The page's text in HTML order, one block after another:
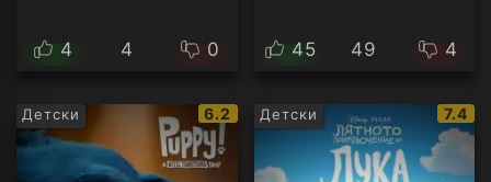
4 4 0 45 49 4
Детски
IMDb
рейтинг:
6.2 Детски
IMDb
7.4